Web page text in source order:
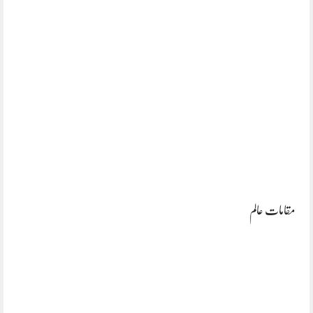
مقامات عالم